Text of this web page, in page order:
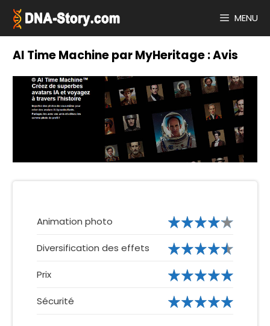
contenu
MENU
AI Time Machine par MyHeritage : Avis
Animation photo
Diversification des effets
Prix
Sécurité